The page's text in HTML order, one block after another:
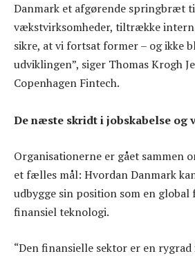
Danmark et afgørende springbræt
vækstvirksomheder, tiltrække
sikre, at vi fortsat former – og ikke
udviklingen”, siger Thomas Krogh
Copenhagen Fintech.
De næste skridt i jobskabelse og
Organisationerne er gået sammen
et fælles mål: Hvordan Danmark
udbygge sin position som en
finansiel teknologi.
“Den finansielle sektor er en rygrad